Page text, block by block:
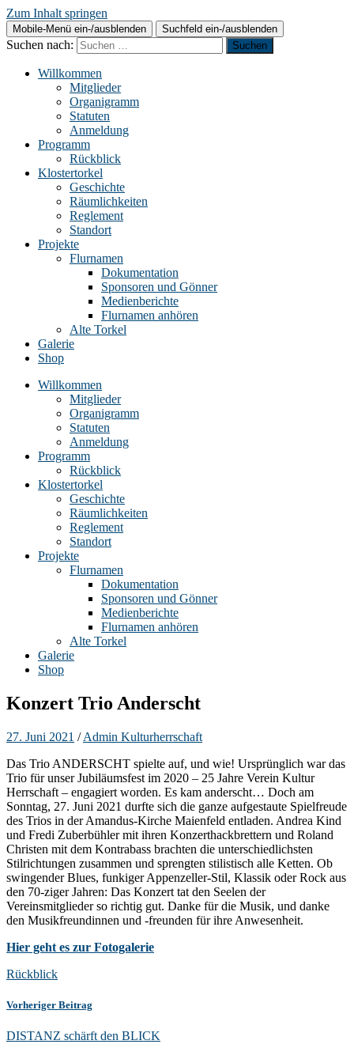
Zum Inhalt springen
Mobile-Menü ein-/ausblenden Suchfeld ein-/ausblenden
Suchen nach:
Willkommen
Mitglieder
Organigramm
Statuten
Anmeldung
Programm
Rückblick
Klostertorkel
Geschichte
Räumlichkeiten
Reglement
Standort
Projekte
Flurnamen
Dokumentation
Sponsoren und Gönner
Medienberichte
Flurnamen anhören
Alte Torkel
Galerie
Shop
Willkommen
Mitglieder
Organigramm
Statuten
Anmeldung
Programm
Rückblick
Klostertorkel
Geschichte
Räumlichkeiten
Reglement
Standort
Projekte
Flurnamen
Dokumentation
Sponsoren und Gönner
Medienberichte
Flurnamen anhören
Alte Torkel
Galerie
Shop
Konzert Trio Anderscht
27. Juni 2021 /Admin Kulturherrschaft
Das Trio ANDERSCHT spielte auf, und wie! Ursprünglich war das
Trio für unser Jubiläumsfest im 2020 – 25 Jahre Verein Kultur
Herrschaft – engagiert worden. Es kam anderscht… Doch am
Sonntag, 27. Juni 2021 durfte sich die ganze aufgestaute Spielfreude
des Trios in der Amandus-Kirche Maienfeld entladen. Andrea Kind
und Fredi Zuberbühler mit ihren Konzerthackbrettern und Roland
Christen mit dem Kontrabass brachten die unterschiedlichsten
Stilrichtungen zusammen und sprengten stilistisch alle Ketten. Ob
swingender Blues, funkiger Appenzeller-Stil, Klassik oder Rock aus
den 70-ziger Jahren: Das Konzert tat den Seelen der
Vereinsmitglieder so richtig gut. Danke für die Musik, und danke
den Musikfreundinnen und -freunden für ihre Anwesenheit.
Hier geht es zur Fotogalerie
Rückblick
Vorheriger Beitrag
DISTANZ schärft den BLICK